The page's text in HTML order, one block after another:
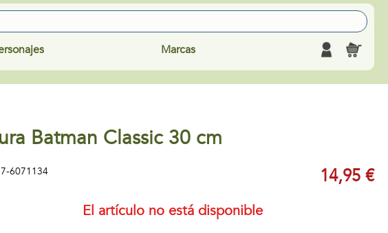
Marcas
Batman Classic 30 cm
6071134 14,95 €
El artículo no está disponible